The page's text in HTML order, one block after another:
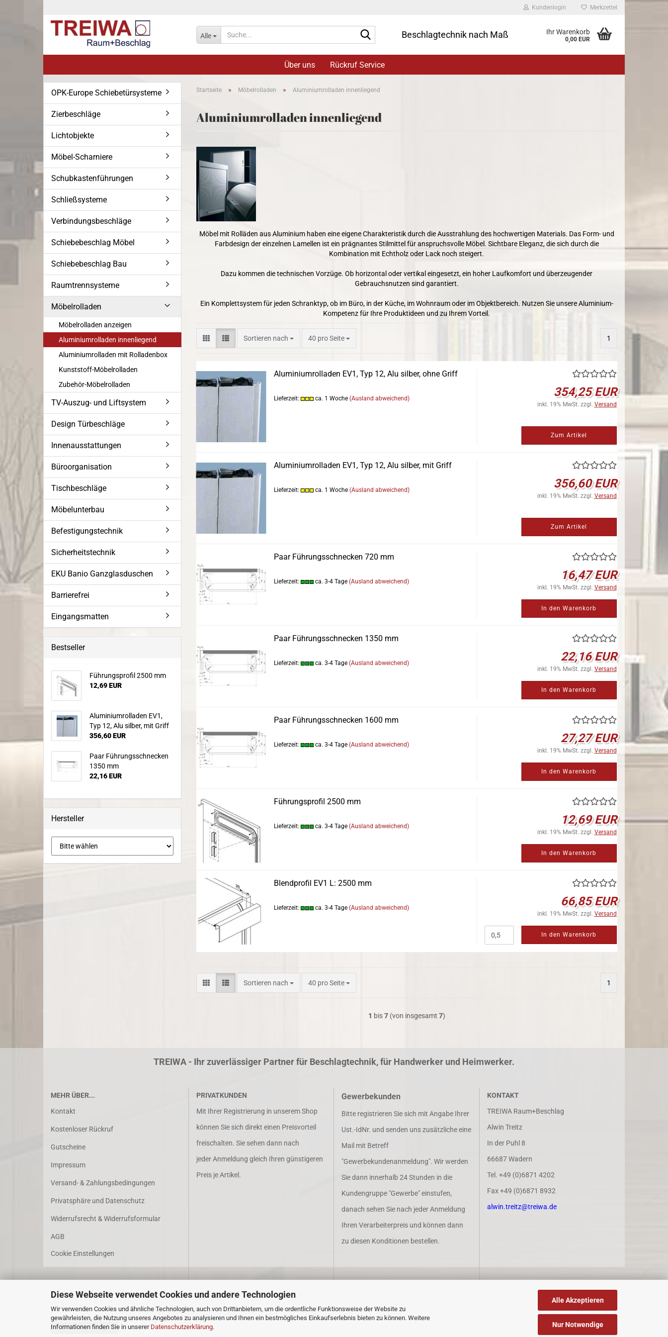
Diese Webseite verwendet Cookies und andere Technologien
Wir verwenden Cookies und ähnliche Technologien, auch von Drittanbietern, um die ordentliche Funktionsweise der Website zu
gewährleisten, die Nutzung unseres Angebotes zu analysieren und Ihnen ein bestmögliches Einkaufserlebnis bieten zu können. Weitere
Informationen finden Sie in unserer Datenschutzerklärung.
Alle Akzeptieren
Nur Notwendige
Kundenlogin Merkzettel
Alle Beschlagtechnik nach Maß Ihr Warenkorb
0,00 EUR
Über uns Rückruf Service
Startseite » Möbelrolladen » Aluminiumrolladen innenliegend
Aluminiumrolladen innenliegend
Möbel mit Rolläden aus Aluminium haben eine eigene Charakteristik durch die Ausstrahlung des hochwertigen Materials. Das Form- und
Farbdesign der einzelnen Lamellen ist ein prägnantes Stilmittel für anspruchsvolle Möbel. Sichtbare Eleganz, die sich durch die
Kombination mit Echtholz oder Lack noch steigert.
Dazu kommen die technischen Vorzüge. Ob horizontal oder vertikal eingesetzt, ein hoher Laufkomfort und überzeugender
Gebrauchsnutzen sind garantiert.
Ein Komplettsystem für jeden Schranktyp, ob im Büro, in der Küche, im Wohnraum oder im Objektbereich. Nutzen Sie unsere Aluminium-
Kompetenz für Ihre Produktideen und zu Ihrem Vorteil.
Sortieren nach
Sortieren nach 40 pro Seite
pro Seite 1
Aluminiumrolladen EV1, Typ 12, Alu silber, ohne Griff
Lieferzeit: ca. 1 Woche (Ausland abweichend) 354,25 EUR
inkl. 19% MwSt. zzgl. Versand
Zum Artikel
Aluminiumrolladen EV1, Typ 12, Alu silber, mit Griff
Lieferzeit: ca. 1 Woche (Ausland abweichend) 356,60 EUR
inkl. 19% MwSt. zzgl. Versand
Zum Artikel
Paar Führungsschnecken 720 mm
Lieferzeit: ca. 3-4 Tage (Ausland abweichend) 16,47 EUR
inkl. 19% MwSt. zzgl. Versand
In den Warenkorb
Paar Führungsschnecken 1350 mm
Lieferzeit: ca. 3-4 Tage (Ausland abweichend) 22,16 EUR
inkl. 19% MwSt. zzgl. Versand
In den Warenkorb
Paar Führungsschnecken 1600 mm
Lieferzeit: ca. 3-4 Tage (Ausland abweichend) 27,27 EUR
inkl. 19% MwSt. zzgl. Versand
In den Warenkorb
Führungsprofil 2500 mm
Lieferzeit: ca. 3-4 Tage (Ausland abweichend) 12,69 EUR
inkl. 19% MwSt. zzgl. Versand
In den Warenkorb
Blendprofil EV1 L: 2500 mm
Lieferzeit: ca. 3-4 Tage (Ausland abweichend) 66,85 EUR
inkl. 19% MwSt. zzgl. Versand
In den Warenkorb
Sortieren nach
Sortieren nach 40 pro Seite
pro Seite 1
1 bis7(von insgesamt 7)
OPK-Europe Schiebetürsysteme
Zierbeschläge
Lichtobjekte
Möbel-Scharniere
Schubkastenführungen
Schließsysteme
Verbindungsbeschläge
Schiebebeschlag Möbel
Schiebebeschlag Bau
Raumtrennsysteme
Möbelrolladen
Möbelrolladen anzeigen
Aluminiumrolladen innenliegend
Aluminiumrolladen mit Rolladenbox
Kunststoff-Möbelrolladen
Zubehör-Möbelrolladen
TV-Auszug- und Liftsystem
Design Türbeschläge
Innenausstattungen
Büroorganisation
Tischbeschläge
Möbelunterbau
Befestigungstechnik
Sicherheitstechnik
EKU Banio Ganzglasduschen
Barrierefrei
Eingangsmatten
Bestseller
Führungsprofil 2500 mm
12,69 EUR
Aluminiumrolladen EV1,
Typ 12, Alu silber, mit Griff
356,60 EUR
Paar Führungsschnecken
1350 mm
22,16 EUR
Hersteller
TREIWA - Ihr zuverlässiger Partner für Beschlagtechnik, für Handwerker und Heimwerker.
MEHR ÜBER...
Kontakt
Kostenloser Rückruf
Gutscheine
Impressum
Versand- & Zahlungsbedingungen
Privatsphäre und Datenschutz
Widerrufsrecht & Widerrufsformular
AGB
Cookie Einstellungen
PRIVATKUNDEN
Mit Ihrer Registrierung in unserem Shop
können Sie sich direkt einen Preisvorteil
freischalten. Sie sehen dann nach
jeder Anmeldung gleich Ihren günstigeren
Preis je Artikel.
Gewerbekunden
Bitte registrieren Sie sich mit Angabe Ihrer
Ust.-IdNr. und senden uns zusätzliche eine
Mail mit Betreff
"Gewerbekundenanmeldung". Wir werden
Sie dann innerhalb 24 Stunden in die
Kundengruppe "Gewerbe" einstufen,
danach sehen Sie nach jeder Anmeldung
Ihren Verarbeiterpreis und können dann
zu diesen Konditionen bestellen.
KONTAKT
TREIWA Raum+Beschlag
Alwin Treitz
In der Puhl 8
66687 Wadern
Tel. +49 (0)6871 4202
Fax +49 (0)6871 8932
alwin.treitz@treiwa.de
Vertrag widerrufen